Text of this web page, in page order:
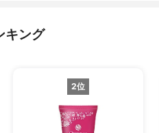
キング
2位